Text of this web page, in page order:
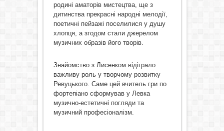
родині аматорів мистецтва, ще з
дитинства прекрасні народні мелодії,
поетичні пейзажі поселилися у душу
хлопця, а згодом стали джерелом
музичних образів його творів.
Знайомство з Лисенком відіграло
важливу роль у творчому розвитку
Ревуцького. Саме цей вчитель гри по
фортепіано сформував у Левка
музично-естетичні погляди та
музичний професіоналізм.